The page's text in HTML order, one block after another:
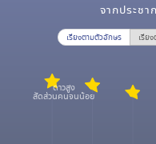
จากประชา
เรียงตามตัวอักษร เรีย
ดาวสูง
สัดส่วนคนจนน้อย